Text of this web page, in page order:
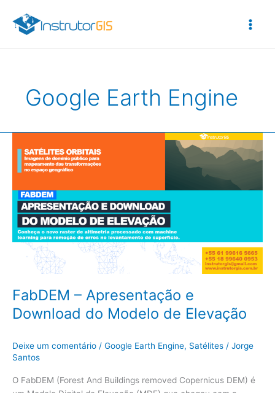
para
conteúdo
Google Earth Engine
FabDEM – Apresentação e
Download do Modelo de Elevação
Deixe um comentário / Google Earth Engine, Satélites / Jorge
Santos
O FabDEM (Forest And Buildings removed Copernicus DEM) é
Apresentação
Download
do
Modelo
de
Elevação